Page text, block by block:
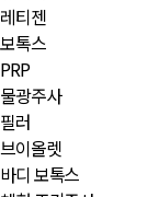
레티젠
보톡스
PRP
물광주사
필러
브이올렛
바디 보톡스